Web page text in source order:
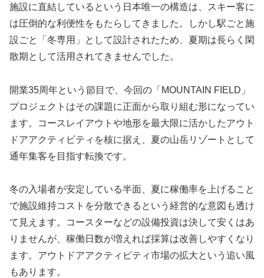
施設に直結しているという日本唯一の構造は、スキー客に
は圧倒的な利便性をもたらしてきました。しかし駅ごと施
設ごと「冬専用」として設計されたため、夏期は長らく閑
散期として活用されてきませんでした。
開業35周年という節目で、今回の「MOUNTAIN FIELD」
プロジェクトはその課題に正面から取り組む形になってい
ます。コースレイアウトや地形を最大限に活かしたアウト
ドアアクティビティを核に据え、夏の山岳リゾートとして
通年集客を目指す転換です。
冬の入場者が安定している半面、夏に稼働率を上げること
で施設維持コストを分散できるという経営的な意図も透け
て見えます。コースターなどの設備投資は決して安くはあ
りませんが、稼働日数が増えれば採算は改善しやすくなり
ます。アウトドアアクティビティ市場の拡大という追い風
もあります。